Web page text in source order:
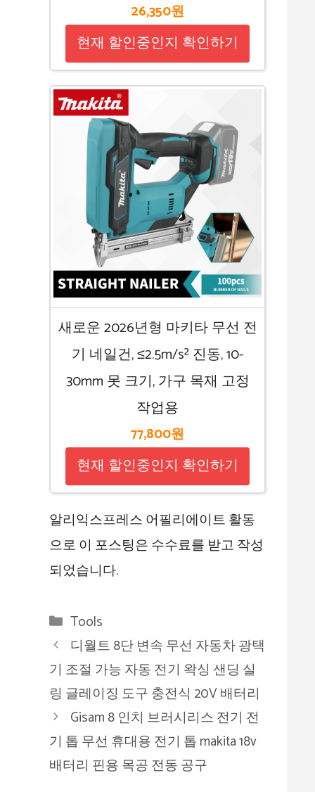
26,350원
현재 할인중인지 확인하기
새로운 2026년형 마키타 무선 전
기 네일건, ≤2.5m/s² 진동, 10-
30mm 못 크기, 가구 목재 고정
작업용
77,800원
현재 할인중인지 확인하기
알리익스프레스 어필리에이트 활동
으로 이 포스팅은 수수료를 받고 작성
되었습니다.
카
테
고
리
Tools
디월트 8단 변속 무선 자동차 광택
기 조절 가능 자동 전기 왁싱 샌딩 실
링 글레이징 도구 충전식 20V 배터리
Gisam 8 인치 브러시리스 전기 전
기 톱 무선 휴대용 전기 톱 makita 18v
배터리 핀용 목공 전동 공구